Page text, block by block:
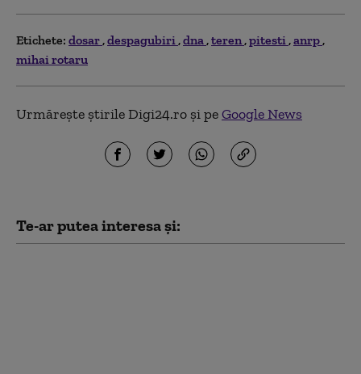
Etichete: dosar despagubiri dna teren pitesti anrp
mihai rotaru
Urmărește știrile Digi24.ro și peGoogle News
Te-ar putea interesa și: